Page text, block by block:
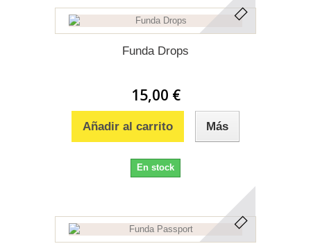
Funda Drops
15,00 €
Añadir al carrito Más
En stock